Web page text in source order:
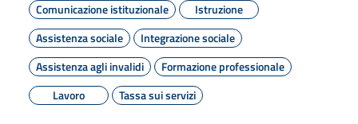
Comunicazione istituzionale
Istruzione
Assistenza sociale
Integrazione sociale
Assistenza agli invalidi
Formazione professionale
Lavoro
Tassa sui servizi